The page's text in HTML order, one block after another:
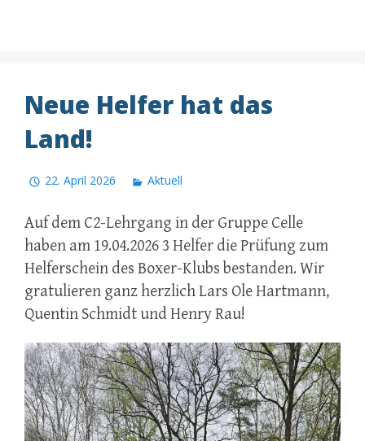
Neue Helfer hat das
Land!
22. April 2026 Aktuell
Auf dem C2-Lehrgang in der Gruppe Celle
haben am 19.04.2026 3 Helfer die Prüfung zum
Helferschein des Boxer-Klubs bestanden. Wir
gratulieren ganz herzlich Lars Ole Hartmann,
Quentin Schmidt und Henry Rau!